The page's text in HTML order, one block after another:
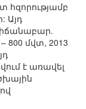
հզորությամբ
Այդ
800 մվտ, 2013
է առավել